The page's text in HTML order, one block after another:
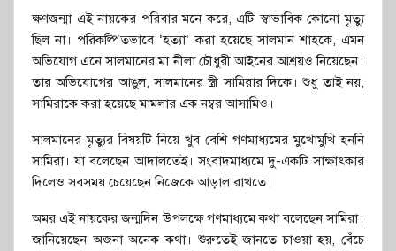
ক্ষণজন্মা এই নায়কের পরিবার মনে করে, এটি স্বাভাবিক কোনো মৃত্যু
ছিল না। পরিকল্পিতভাবে ‘হত্যা’ করা হয়েছে সালমান শাহকে, এমন
অভিযোগ এনে সালমানের মা নীলা চৌধুরী আইনের আশ্রয়ও নিয়েছেন।
তার অভিযোগের আঙুল, সালমানের স্ত্রী সামিরার দিকে। শুধু তাই নয়,
সামিরাকে করা হয়েছে মামলার এক নম্বর আসামিও।
সালমানের মৃত্যুর বিষয়টি নিয়ে খুব বেশি গণমাধ্যমের মুখোমুখি হননি
সামিরা। যা বলেছেন আদালতেই। সংবাদমাধ্যমে দু-একটি সাক্ষাৎকার
দিলেও সবসময় চেয়েছেন নিজেকে আড়াল রাখতে।
অমর এই নায়কের জন্মদিন উপলক্ষে গণমাধ্যমে কথা বলেছেন সামিরা।
জানিয়েছেন অজনা অনেক কথা। শুরুতেই জানতে চাওয়া হয়, বেঁচে